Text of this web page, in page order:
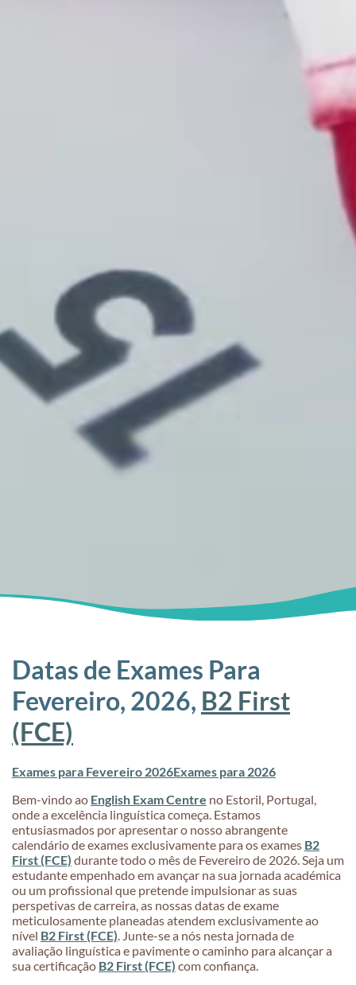
Datas de Exames Para
Fevereiro, 2026, B2 First
(FCE)
Exames para Fevereiro 2026Exames para 2026
Bem-vindo ao English Exam Centre no Estoril, Portugal,
onde a excelência linguística começa. Estamos
entusiasmados por apresentar o nosso abrangente
calendário de exames exclusivamente para os exames B2
First (FCE) durante todo o mês de Fevereiro de 2026. Seja um
estudante empenhado em avançar na sua jornada académica
ou um profissional que pretende impulsionar as suas
perspetivas de carreira, as nossas datas de exame
meticulosamente planeadas atendem exclusivamente ao
nível B2 First (FCE). Junte-se a nós nesta jornada de
avaliação linguística e pavimente o caminho para alcançar a
sua certificação B2 First (FCE) com confiança.